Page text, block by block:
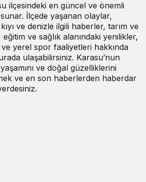
ilçesindeki en güncel ve önemli
İlçede yaşanan olaylar,
ve denizle ilgili haberler, tarım ve
eğitim ve sağlık alanındaki yenilikler,
yerel spor faaliyetleri hakkında
ulaşabilirsiniz. Karasu’nun
ve doğal güzelliklerini
ve en son haberlerden haberdar